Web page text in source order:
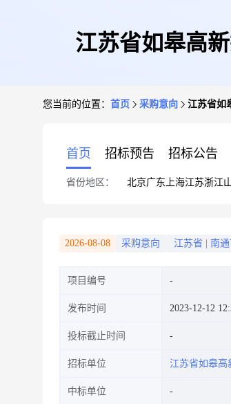
江苏省如皋高
您当前的位置： 首页 采购意向 江苏省如
首页 招标预告 招标公告
省份地区： 北京广东 上海江苏浙江
2026-08-08 采购意向 江苏省 南
项目编号
发布时间 2023-12-12
投标截止时间
招标单位 江苏省如皋高
中标单位